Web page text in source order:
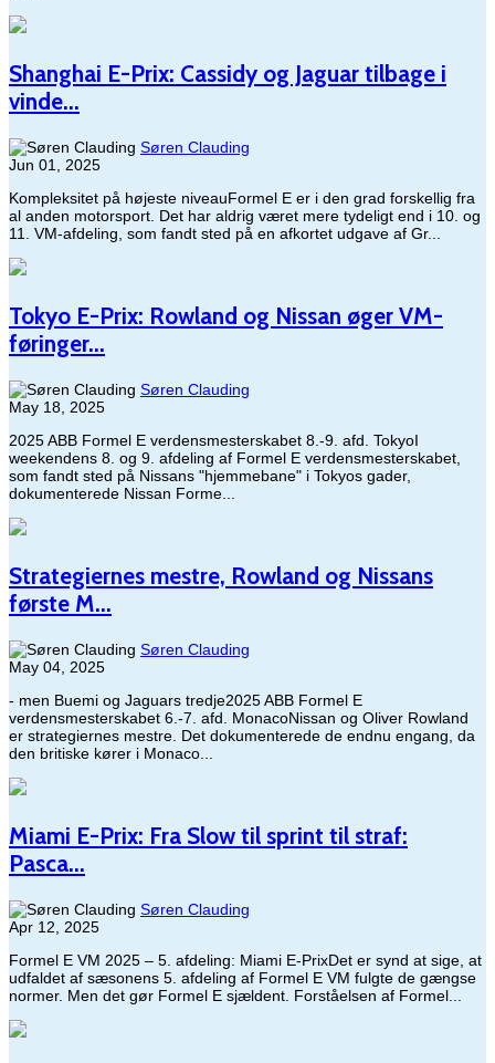
Shanghai E-Prix: Cassidy og Jaguar tilbage i
vinde...
Søren Clauding
Jun 01, 2025
Kompleksitet på højeste niveauFormel E er i den grad forskellig fra
al anden motorsport. Det har aldrig været mere tydeligt end i 10. og
11. VM-afdeling, som fandt sted på en afkortet udgave af Gr...
Tokyo E-Prix: Rowland og Nissan øger VM-
føringer...
Søren Clauding
May 18, 2025
2025 ABB Formel E verdensmesterskabet 8.-9. afd. TokyoI
weekendens 8. og 9. afdeling af Formel E verdensmesterskabet,
som fandt sted på Nissans "hjemmebane" i Tokyos gader,
dokumenterede Nissan Forme...
Strategiernes mestre, Rowland og Nissans
første M...
Søren Clauding
May 04, 2025
- men Buemi og Jaguars tredje2025 ABB Formel E
verdensmesterskabet 6.-7. afd. MonacoNissan og Oliver Rowland
er strategiernes mestre. Det dokumenterede de endnu engang, da
den britiske kører i Monaco...
Miami E-Prix: Fra Slow til sprint til straf:
Pasca...
Søren Clauding
Apr 12, 2025
Formel E VM 2025 – 5. afdeling: Miami E-PrixDet er synd at sige, at
udfaldet af sæsonens 5. afdeling af Formel E VM fulgte de gængse
normer. Men det gør Formel E sjældent. Forståelsen af Formel...